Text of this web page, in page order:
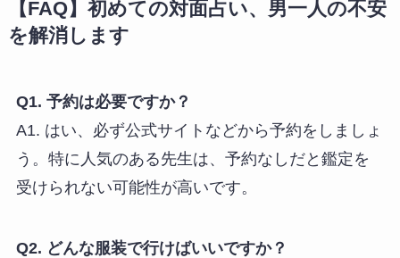
【FAQ】初めての対面占い、男一人の不安
を解消します
Q1. 予約は必要ですか？
A1. はい、必ず公式サイトなどから予約をしましょ
う。特に人気のある先生は、予約なしだと鑑定を
受けられない可能性が高いです。
Q2. どんな服装で行けばいいですか？